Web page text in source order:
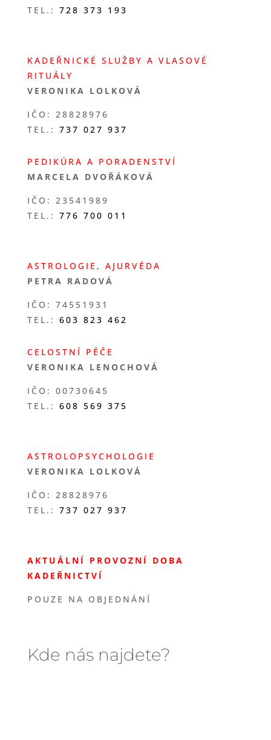
TEL.: 728 373 193
KADEŘNICKÉ SLUŽBY A VLASOVÉ
RITUÁLY
VERONIKA LOLKOVÁ
IČO: 28828976
TEL.: 737 027 937
PEDIKÚRA A PORADENSTVÍ
MARCELA DVOŘÁKOVÁ
IČO: 23541989
TEL.: 776 700 011
ASTROLOGIE, AJURVÉDA
PETRA RADOVÁ
IČO: 74551931
TEL.: 603 823 462
CELOSTNÍ PÉČE
VERONIKA LENOCHOVÁ
IČO: 00730645
TEL.: 608 569 375
ASTROLOPSYCHOLOGIE
VERONIKA LOLKOVÁ
IČO: 28828976
TEL.: 737 027 937
AKTUÁLNÍ PROVOZNÍ DOBA
KADEŘNICTVÍ
POUZE NA OBJEDNÁNÍ
Kde nás najdete?